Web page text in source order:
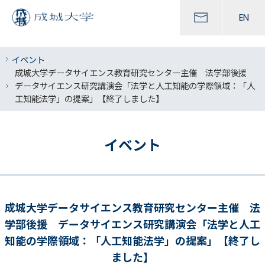
EN
イベント
成城大学データサイエンス教育研究センター主催 法学部後援
データサイエンス研究講演会「法学と人工知能の学際領域：「人
工知能法学」の提案」【終了しました】
イベント
成城大学データサイエンス教育研究センター主催 法
学部後援 データサイエンス研究講演会「法学と人工
知能の学際領域：「人工知能法学」の提案」【終了し
ました】